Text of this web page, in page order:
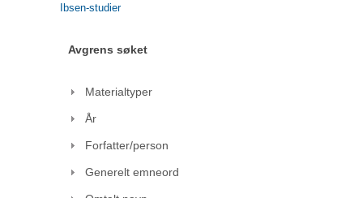
Ibsen-studier
Avgrens søket
Materialtyper
År
Forfatter/person
Generelt emneord